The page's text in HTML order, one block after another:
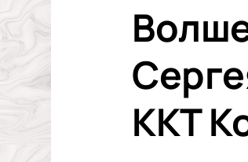
ККТ